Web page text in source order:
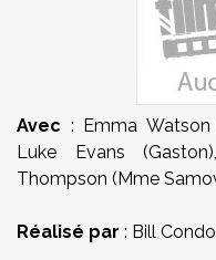
Avec : Emma
Luke Evans
Thompson (Mme
Réalisé par : Bill